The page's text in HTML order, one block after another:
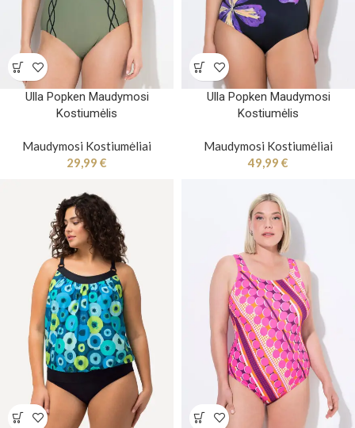
Ulla Popken Maudymosi
Kostiumėlis
Maudymosi Kostiumėliai
29,99 €
Ulla Popken Maudymosi
Kostiumėlis
Maudymosi Kostiumėliai
49,99 €